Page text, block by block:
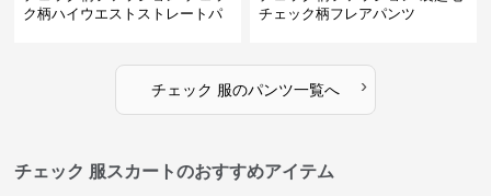
ク柄ハイウエストストレートパ
チェック柄フレアパンツ
チェック 服のパンツ一覧へ ›
チェック 服スカートのおすすめアイテム